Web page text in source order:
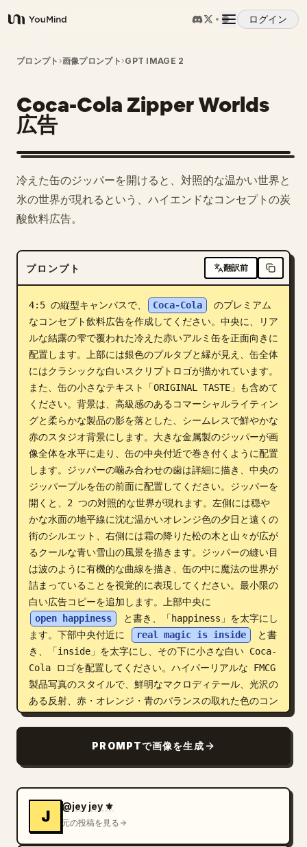
YouMind
ログイン
概要
ユースケース
スキル
プロンプト
ダウンロード
ブログ
更新情報
プロンプト ›画像プロンプト ›GPT IMAGE 2
Coca-Cola Zipper Worlds
広告
冷えた缶のジッパーを開けると、対照的な温かい世界と
氷の世界が現れるという、ハイエンドなコンセプトの炭
酸飲料広告。
プロンプト 翻訳前
4:5 の縦型キャンバスで、 Coca-Cola
のプレミアム
なコンセプト飲料広告を作成してください。中央に、リア
ルな結露の雫で覆われた冷えた赤いアルミ缶を正面向きに
配置します。上部には銀色のプルタブと縁が見え、缶全体
にはクラシックな白いスクリプトロゴが描かれています。
また、缶の小さなテキスト「ORIGINAL TASTE」も含めて
ください。背景は、高級感のあるコマーシャルライティン
グと柔らかな製品の影を落とした、シームレスで鮮やかな
赤のスタジオ背景にします。大きな金属製のジッパーが画
像全体を水平に走り、缶の中央付近で巻き付くように配置
します。ジッパーの噛み合わせの歯は詳細に描き、中央の
ジッパープルを缶の前面に配置してください。ジッパーを
開くと、2 つの対照的な世界が現れます。左側には穏や
かな水面の地平線に沈む温かいオレンジ色の夕日と遠くの
街のシルエット、右側には霜の降りた松の木と山々が広が
るクールな青い雪山の風景を描きます。ジッパーの縫い目
は波のように有機的な曲線を描き、缶の中に魔法の世界が
詰まっていることを視覚的に表現してください。最小限の
白い広告コピーを追加します。上部中央に
open happiness
と書き、「happiness」を太字にし
ます。下部中央付近に
real magic is inside
と書
き、「inside」を太字にし、その下に小さな白い Coca-
Cola ロゴを配置してください。ハイパーリアルな FMCG
製品写真のスタイルで、鮮明なマクロディテール、光沢の
ある反射、赤・オレンジ・青のバランスの取れた色のコン
トラスト、Apple レベルのミニマリストな構図、カンヌ
い。余計なオブジェクトや人物は含めず、透かしも入れな
いでください。
PROMPTで画像を生成
J
@jey jey ⚜️
元の投稿を見る